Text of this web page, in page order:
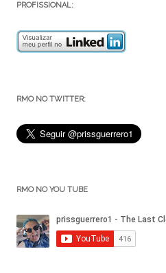
PROFISSIONAL:
RMO NO TWITTER:
RMO NO YOU TUBE